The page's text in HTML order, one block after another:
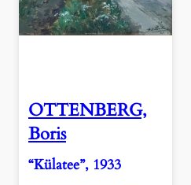
OTTENBERG,
Boris
“Külatee”, 1933